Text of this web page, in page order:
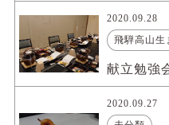
2020.09.28
飛騨高山生
献立勉
2020.09.27